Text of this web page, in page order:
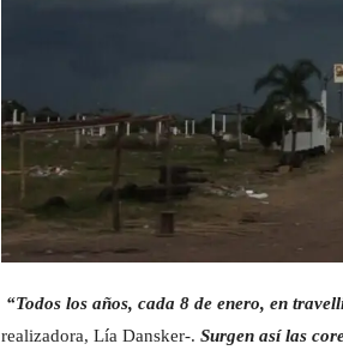
“Todos los años, cada 8 de enero, en
realizadora, Lía Dansker-. Surgen así las